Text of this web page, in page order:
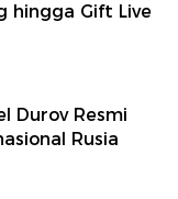
hingga Gift Live
Durov Resmi
Rusia